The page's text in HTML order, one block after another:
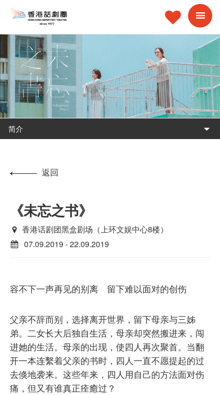
简介
返回
《未忘之书》
香港话剧团黑盒剧场（上环文娱中心8楼）
07.09.2019 - 22.09.2019
容不下一声再见的别离 留下难以面对的创伤
父亲不辞而别，选择离开世界，留下母亲与三姊
弟。二女长大后独自生活，母亲却突然搬进来，闯
进她的生活。母亲的出现，使四人再次聚首。当翻
开一本连繫着父亲的书时，四人一直不愿提起的过
去倏地袭来。这些年来，四人用自己的方法面对伤
痛，但又有谁真正痊癒过？